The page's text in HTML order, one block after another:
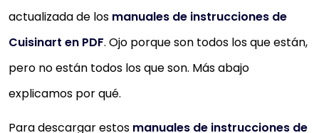
actualizada de los manuales de instrucciones de
Cuisinart en PDF. Ojo porque son todos los que están,
pero no están todos los que son. Más abajo
explicamos por qué.
Para descargar estos manuales de instrucciones de